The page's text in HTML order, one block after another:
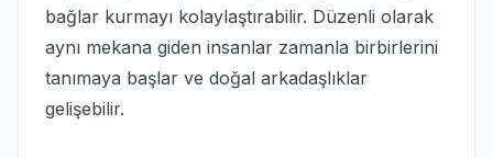
bağlar kurmayı kolaylaştırabilir. Düzenli olarak
aynı mekana giden insanlar zamanla birbirlerini
tanımaya başlar ve doğal arkadaşlıklar
gelişebilir.